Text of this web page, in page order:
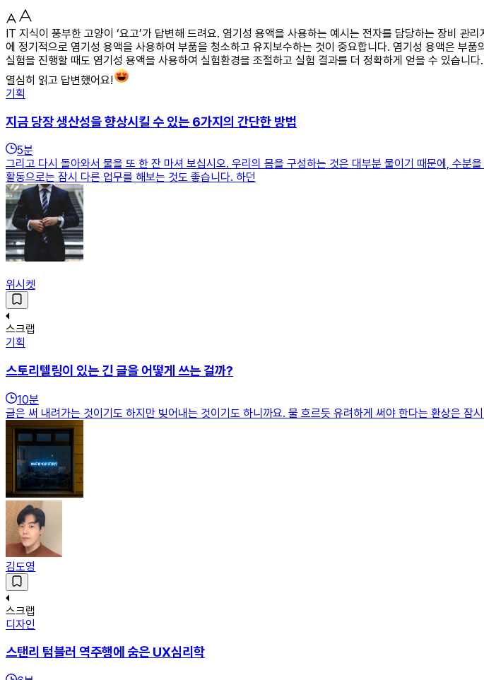
IT 지식이 풍부한 고양이 ‘요고’가 답변해 드려요. 염기성 용액을 사용하는 예시는 전자를 담당하는 장비
에 정기적으로 염기성 용액을 사용하여 부품을 청소하고 유지보수하는 것이 중요합니다. 염기성 용액은 부
실험을 진행할 때도 염기성 용액을 사용하여 실험환경을 조절하고 실험 결과를 더 정확하게 얻을 수 있습니다.
열심히 읽고 답변했어요!
기획
지금 당장 생산성을 향상시킬 수 있는 6가지의 간단한 방법
5분
그리고 다시 돌아와서 물을 또 한 잔 마셔 보십시오. 우리의 몸을 구성하는 것은 대부분 물이기 때문에, 수
활동으로는 잠시 다른 업무를 해보는 것도 좋습니다. 하던
위시켓
스크랩
기획
스토리텔링이 있는 긴 글을 어떻게 쓰는 걸까?
10분
글은 써 내려가는 것이기도 하지만 빚어내는 것이기도 하니까요. 물 흐르듯 유려하게 써야 한다는 환상은 잠
김도영
스크랩
디자인
스탠리 텀블러 역주행에 숨은 UX심리학